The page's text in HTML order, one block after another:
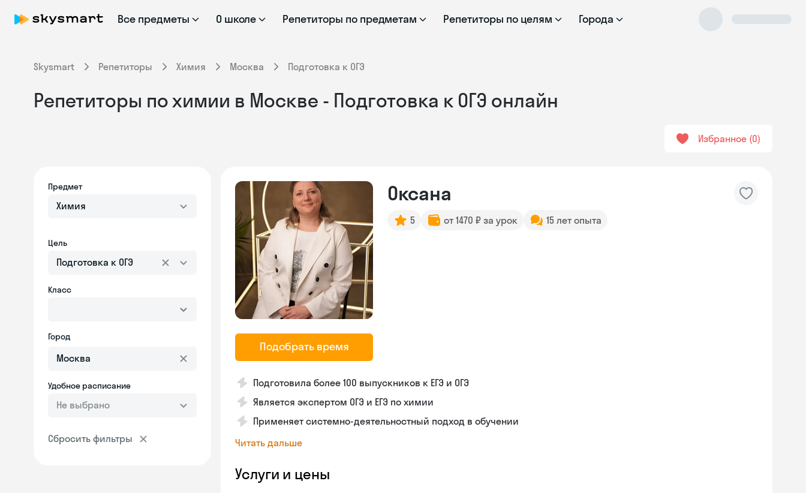
Все предметы О школе Репетиторы по предметам Репетиторы по целям Города
Skysmart Репетиторы Химия Москва Подготовка к ОГЭ
Репетиторы по химии в Москве - Подготовка к ОГЭ онлайн
Избранное 0
Предмет
Химия
Цель
Подготовка к ОГЭ
Класс
Город
Удобное расписание
Не выбрано
Сбросить фильтры
Подобрать время
Оксана
5 от 1470 ₽ за урок 15 лет опыта
Подготовила более 100 выпускников к ЕГЭ и ОГЭ
Является экспертом ОГЭ и ЕГЭ по химии
Применяет системно-деятельностный подход в обучении
Читать дальше
Услуги и цены